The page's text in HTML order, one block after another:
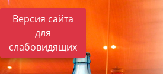
Версия сайта
для
слабовидящих